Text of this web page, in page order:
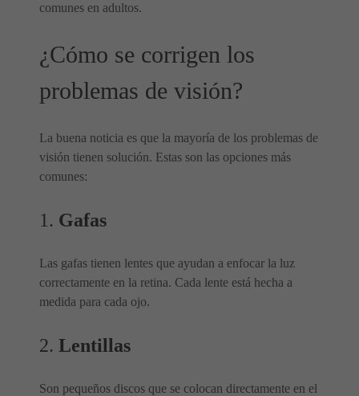
comunes en adultos.
¿Cómo se corrigen los
problemas de visión?
La buena noticia es que la mayoría de los problemas de
visión tienen solución. Estas son las opciones más
comunes:
1. Gafas
Las gafas tienen lentes que ayudan a enfocar la luz
correctamente en la retina. Cada lente está hecha a
medida para cada ojo.
2. Lentillas
Son pequeños discos que se colocan directamente en el